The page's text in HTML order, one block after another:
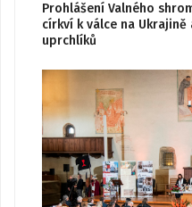
Prohlášení Valného
církví k válce na
uprchlíků